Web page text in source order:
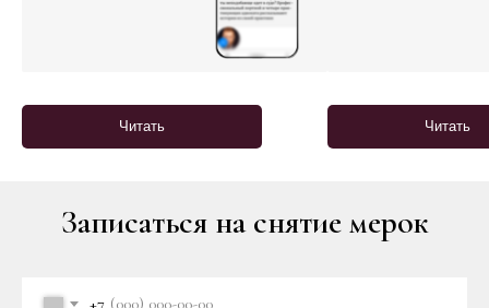
Читать Читать
Записаться на снятие мерок